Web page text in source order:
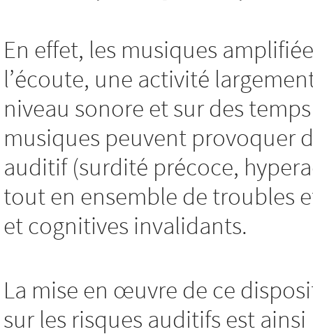
En effet, les musiques
l’écoute, une activité
niveau sonore et sur des
musiques peuvent provoquer
auditif (surdité précoce,
tout en ensemble de troubles
et cognitives invalidants.
La mise en œuvre de ce
sur les risques auditifs est